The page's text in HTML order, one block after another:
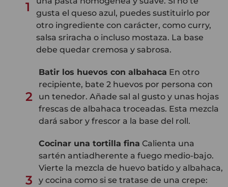
1
gusta el queso azul, puedes sustituirlo por
otro ingrediente con carácter, como curry,
salsa sriracha o incluso mostaza. La base
debe quedar cremosa y sabrosa.
2
Batir los huevos con albahaca En otro
recipiente, bate 2 huevos por persona con
un tenedor. Añade sal al gusto y unas hojas
frescas de albahaca troceadas. Esta mezcla
dará sabor y frescor a la base del roll.
3
Cocinar una tortilla fina Calienta una
sartén antiadherente a fuego medio-bajo.
Vierte la mezcla de huevo batido y albahaca,
y cocina como si se tratase de una crepe: